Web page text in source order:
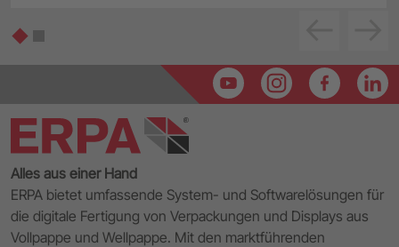
Alles aus einer Hand
ERPA bietet umfassende System- und Softwarelösungen für
die digitale Fertigung von Verpackungen und Displays aus
Vollpappe und Wellpappe. Mit den marktführenden